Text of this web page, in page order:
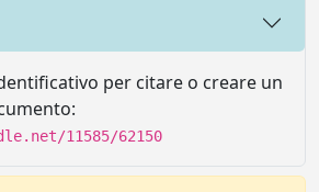
per citare o creare un
11585/62150